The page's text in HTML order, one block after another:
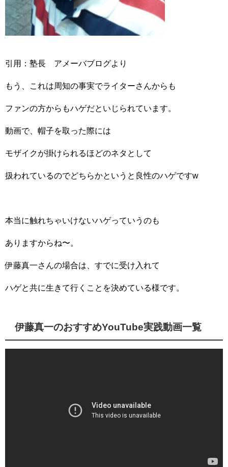
引用：塾長 アメーバブログより
もう、これは周知の事実でライターさんからも
ファンの方からもハゲだといじられています。
動画で、帽子を取った際には
モザイクが掛けられるほどのネタとして
扱われているのでどちらかというと良性のハゲですw
本当に触れちゃいけないハゲっていうのも
ありますからね〜。
伊藤真一さんの場合は、すでに受け入れて
ハゲと共に生きて行くことを決めている様です。
伊藤真一のおすすめYouTube実践動画一覧